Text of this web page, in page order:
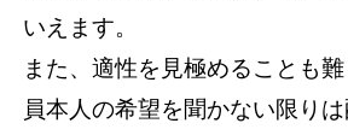
いえます。
また、適性を見極めることも
員本人の希望を聞かない限り